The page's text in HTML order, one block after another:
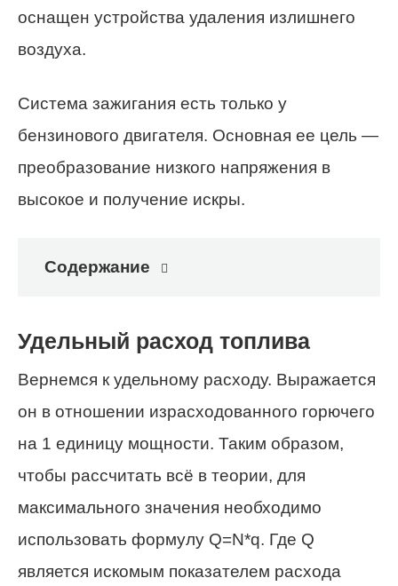
оснащен устройства удаления излишнего
воздуха.
Система зажигания есть только у
бензинового двигателя. Основная ее цель —
преобразование низкого напряжения в
высокое и получение искры.
Содержание
Удельный расход топлива
Вернемся к удельному расходу. Выражается
он в отношении израсходованного горючего
на 1 единицу мощности. Таким образом,
чтобы рассчитать всё в теории, для
максимального значения необходимо
использовать формулу Q=N*q. Где Q
является искомым показателем расхода